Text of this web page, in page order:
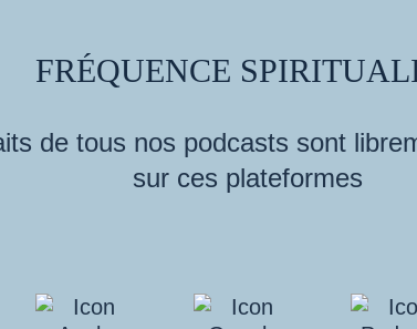
FRÉQUENCE
de tous nos podcasts sont
sur ces plateformes